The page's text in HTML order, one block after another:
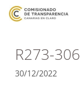
R273-
30/12/2022